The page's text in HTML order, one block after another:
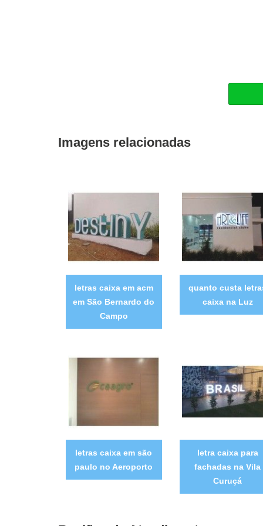
Imagens relacionadas
letras caixa em acm
em São Bernardo do
Campo
quanto custa
caixa na Luz
letras caixa em são
paulo no Aeroporto
letra caixa para
fachadas na Vila
Curuçá